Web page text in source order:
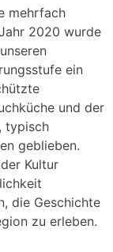
mehrfach
2020 wurde
ein
und der
typisch
geblieben.
Kultur
die Geschichte
zu erleben.